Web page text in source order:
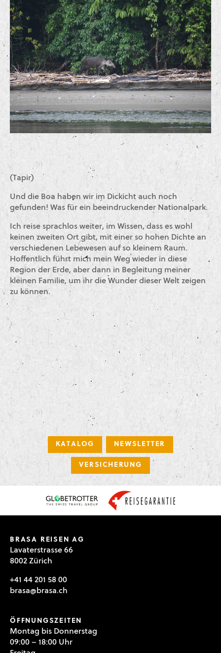
(Tapir)
Und die Boa haben wir im Dickicht auch noch
gefunden! Was für ein beeindruckender Nationalpark.
Ich reise sprachlos weiter, im Wissen, dass es wohl
keinen zweiten Ort gibt, mit einer so hohen Dichte an
verschiedenen Lebewesen auf so kleinem Raum.
Hoffentlich führt mich mein Weg wieder in diese
Region der Erde, aber dann in Begleitung meiner
kleinen Familie, um ihr die Wunder dieser Welt zeigen
zu können.
KATALOG NEWSLETTER
VERSICHERUNG
BRASA REISEN AG
Lavaterstrasse 66
8002 Zürich
+41 44 201 58 00
brasa@brasa.ch
ÖFFNUNGSZEITEN
Montag bis Donnerstag
09:00 – 18:00 Uhr